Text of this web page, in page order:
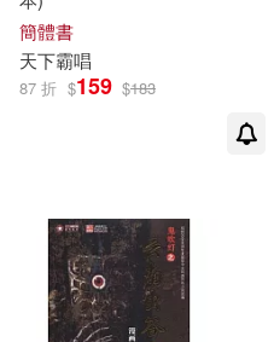
簡體書
天下霸唱
87 折 $159 $183